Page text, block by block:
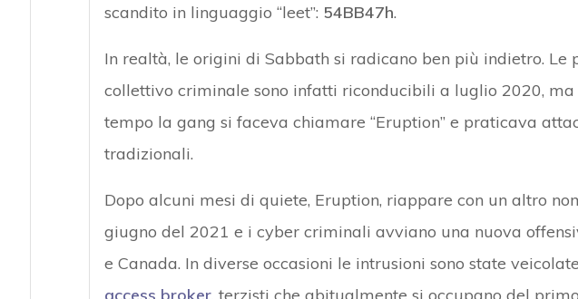
scandito in linguaggio “leet”: 54BB47h.
In realtà, le origini di Sabbath si radicano ben più indietro. Le
collettivo criminale sono infatti riconducibili a luglio 2020, ma
tempo la gang si faceva chiamare “Eruption” e praticava
tradizionali.
Dopo alcuni mesi di quiete, Eruption, riappare con un altro
giugno del 2021 e i cyber criminali avviano una nuova
e Canada. In diverse occasioni le intrusioni sono state
access broker, terzisti che abitualmente si occupano del